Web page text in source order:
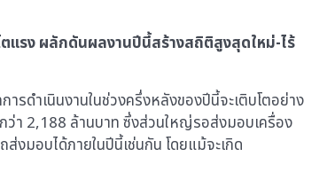
แรง ผลักดันผลงานปีนี้สร้างสถิติสูงสุดใหม่-ไร้
ดำเนินงานในช่วงครึ่งหลังของปีนี้จะเติบโตอย่าง
ว่า 2,188 ล้านบาท ซึ่งส่วนใหญ่รอส่งมอบเครื่อง
งมอบได้ภายในปีนี้เช่นกัน โดยแม้จะเกิด